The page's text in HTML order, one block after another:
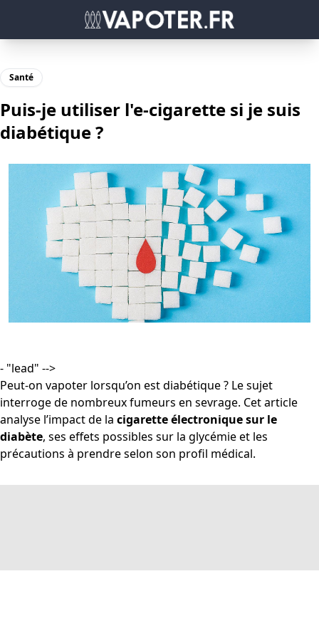
Puis-je utiliser l'e-cigarette si je suis
diabétique ?
Santé
- "lead" -->
Peut-on vapoter lorsqu’on est diabétique ? Le sujet
interroge de nombreux fumeurs en sevrage. Cet article
analyse l’impact de la cigarette électronique sur le
diabète, ses effets possibles sur la glycémie et les
précautions à prendre selon son profil médical.